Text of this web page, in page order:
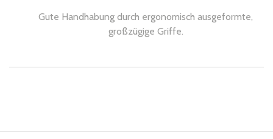
Gute Handhabung durch ergonomisch ausgeformte,
großzügige Griffe.